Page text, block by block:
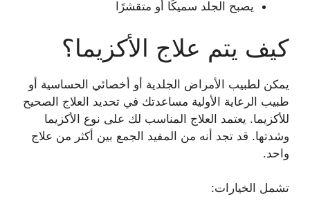
يصبح الجلد سميكًا أو متقشرًا
كيف يتم علاج الأكزيما؟
يمكن لطبيب الأمراض الجلدية أو أخصائي الحساسية أو
طبيب الرعاية الأولية مساعدتك في تحديد العلاج الصحيح
للأكزيما. يعتمد العلاج المناسب لك على نوع الأكزيما
وشدتها. قد تجد أنه من المفيد الجمع بين أكثر من علاج
واحد.
تشمل الخيارات: